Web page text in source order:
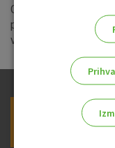
OTP banka će sve
putem obavijestiti
visini anuiteta i
Prijava na